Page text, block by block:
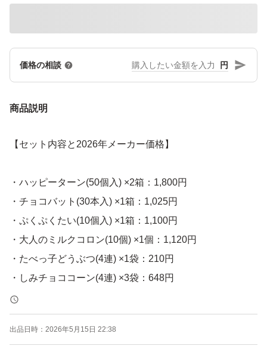
価格の相談 円
商品説明
【セット内容と2026年メーカー価格】
・ハッピーターン(50個入) ×2箱：1,800円
・チョコバット(30本入) ×1箱：1,025円
・ぷくぷくたい(10個入) ×1箱：1,100円
・大人のミルクコロン(10個) ×1個：1,120円
・たべっ子どうぶつ(4連) ×1袋：210円
・しみチョココーン(4連) ×3袋：648円
ーーーーーーーーーーーーーーーーーーーーーーー
出品日時： 2026年5月15日 22:38